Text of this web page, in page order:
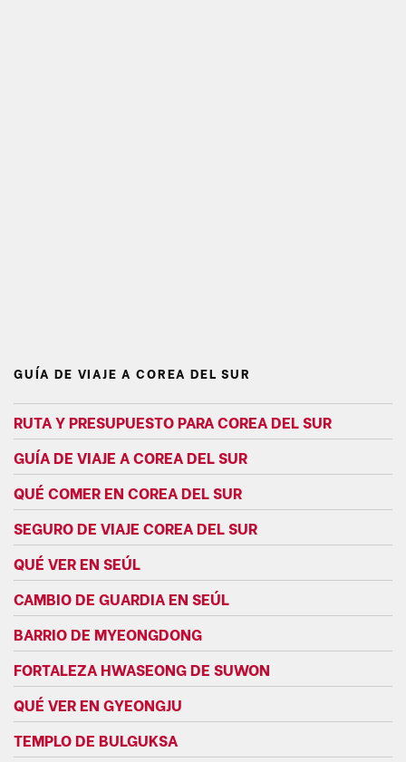
GUÍA DE VIAJE A COREA DEL SUR
RUTA Y PRESUPUESTO PARA COREA DEL SUR
GUÍA DE VIAJE A COREA DEL SUR
QUÉ COMER EN COREA DEL SUR
SEGURO DE VIAJE COREA DEL SUR
QUÉ VER EN SEÚL
CAMBIO DE GUARDIA EN SEÚL
BARRIO DE MYEONGDONG
FORTALEZA HWASEONG DE SUWON
QUÉ VER EN GYEONGJU
TEMPLO DE BULGUKSA